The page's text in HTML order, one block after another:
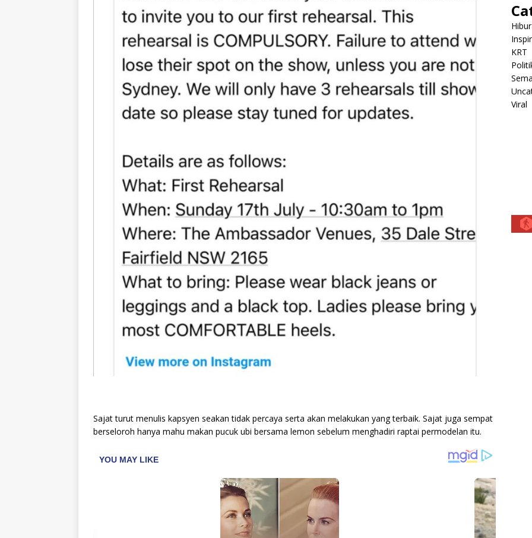
Sajat turut menulis kapsyen seakan tidak percaya serta akan melakukan yang terbaik. Sajat juga sempat
berseloroh hanya mahu makan pucuk ubi bersama lemon sebelum menghadiri raptai permodelan itu.
KRT
Viral